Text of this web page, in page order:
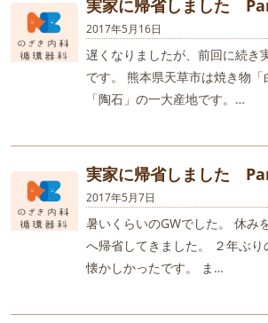
実家に帰省しました
2017年5月16日
遅くなりましたが、前回に続き
です。 熊本県天草市は焼き物
「陶石」の一大産地です。…
実家に帰省しました
2017年5月7日
暑いくらいのGWでした。 休み
へ帰省してきました。 ２年ぶり
懐かしかったです。 ま…